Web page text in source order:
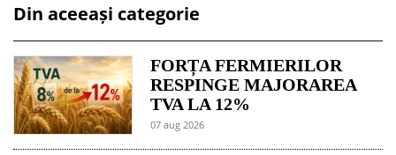
Din aceeași categorie
FORȚA FERMIERILOR
RESPINGE MAJORAREA
TVA LA 12%
07 aug 2026